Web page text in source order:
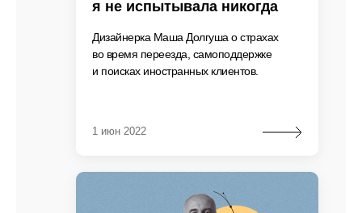
я не испытывала никогда
Дизайнерка Маша Долгуша о страхах
во время переезда, самоподдержке
и поисках иностранных клиентов.
1 июн 2022